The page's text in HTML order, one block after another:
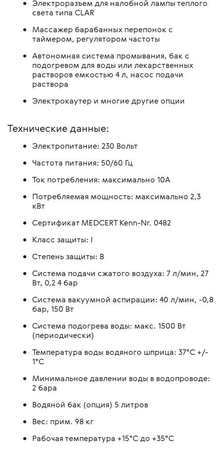
Электроразъем для налобной лампы теплого
света типа CLAR
Массажер барабанных перепонок с
таймером, регулятором частоты
Автономная система промывания, бак с
подогревом для воды или лекарственных
растворов емкостью 4 л, насос подачи
раствора
Электрокаутер и многие другие опции
Технические данные:
Электропитание: 230 Вольт
Частота питания: 50/60 Гц
Ток потребления: максимально 10А
Потребляемая мощность: максимально 2,3
кВт
Сертификат MEDCERT Kenn-Nr. 0482
Класс защиты: I
Степень защиты: В
Cистемa подачи сжатого воздуха: 7 л/мин, 27
Вт, 0,2 4 бар
Система вакуумной аспирации: 40 л/мин, -0,8
бар, 150 Вт
Система подогрева воды: макс. 1500 Вт
(периодически)
Температура воды водяного шприца: 37°С +/-
1°C
Минимальное давлении воды в водопроводе:
2 бара
Водяной бак (опция) 5 литров
Вес: прим. 98 кг
Рабочая температура +15°C до +35°C